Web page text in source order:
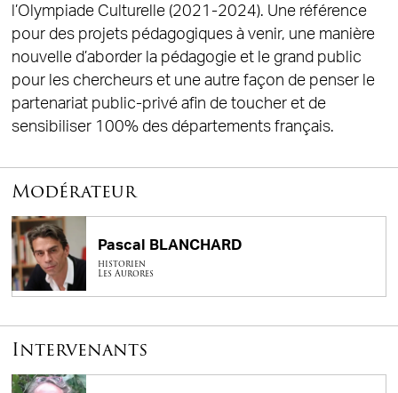
l’Olympiade Culturelle (2021-2024). Une référence
pour des projets pédagogiques à venir, une manière
nouvelle d’aborder la pédagogie et le grand public
pour les chercheurs et une autre façon de penser le
partenariat public-privé afin de toucher et de
sensibiliser 100% des départements français.
Modérateur
Pascal BLANCHARD
historien
Les Aurores
Intervenants